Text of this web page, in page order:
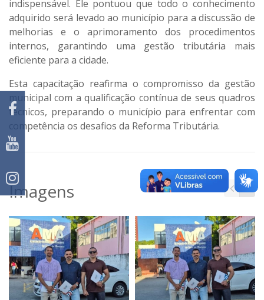
indispensável. Ele pontuou que todo o conhecimento
adquirido será levado ao município para a discussão de
melhorias e o aprimoramento dos procedimentos
internos, garantindo uma gestão tributária mais
eficiente para a cidade.
Esta capacitação reafirma o compromisso da gestão
municipal com a qualificação contínua de seus quadros
técnicos, preparando o município para enfrentar com
competência os desafios da Reforma Tributária.
Imagens